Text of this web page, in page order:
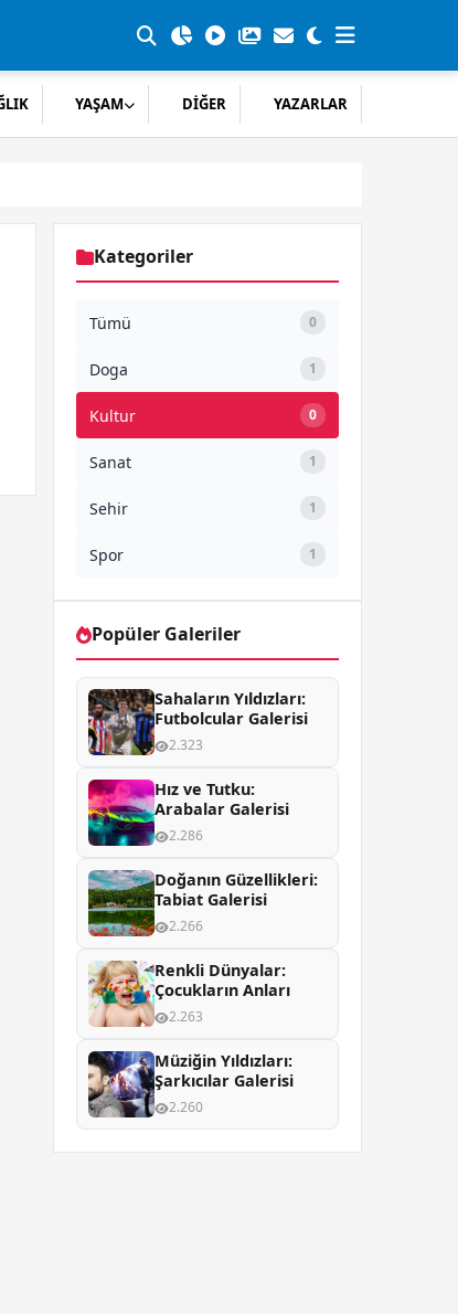
YAŞAM DİĞER YAZARLAR
Kategoriler
Tümü 0
Doga 1
Kultur 0
Sanat 1
Sehir 1
Spor 1
Popüler Galeriler
Sahaların Yıldızları:
Futbolcular Galerisi
2.323
Hız ve Tutku:
Arabalar Galerisi
2.286
Doğanın Güzellikleri:
Tabiat Galerisi
2.266
Renkli Dünyalar:
Çocukların Anları
2.263
Müziğin Yıldızları:
Şarkıcılar Galerisi
2.260